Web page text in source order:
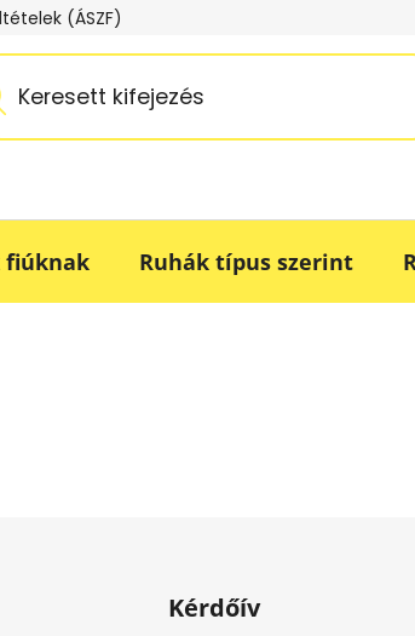
(ÁSZF)
fiúknak Ruhák típus szerint
Kérdőív